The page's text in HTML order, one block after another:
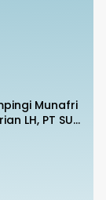
Munafri
LH, PT SUS